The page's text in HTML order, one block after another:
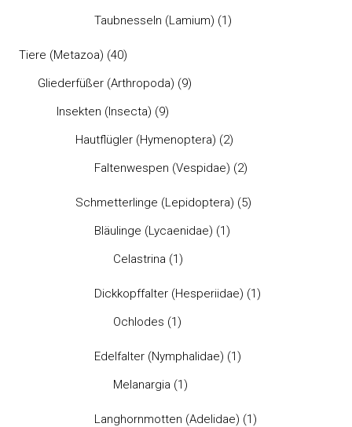
Taubnesseln (Lamium) (1)
Tiere (Metazoa) (40)
Gliederfüßer (Arthropoda) (9)
Insekten (Insecta) (9)
Hautflügler (Hymenoptera) (2)
Faltenwespen (Vespidae) (2)
Schmetterlinge (Lepidoptera) (5)
Bläulinge (Lycaenidae) (1)
Celastrina (1)
Dickkopffalter (Hesperiidae) (1)
Ochlodes (1)
Edelfalter (Nymphalidae) (1)
Melanargia (1)
Langhornmotten (Adelidae) (1)